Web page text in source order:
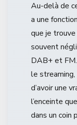
Au-delà de
a une
que je
souvent
DAB+ et
le streaming,
d’avoir une
l’enceinte
dans un coin